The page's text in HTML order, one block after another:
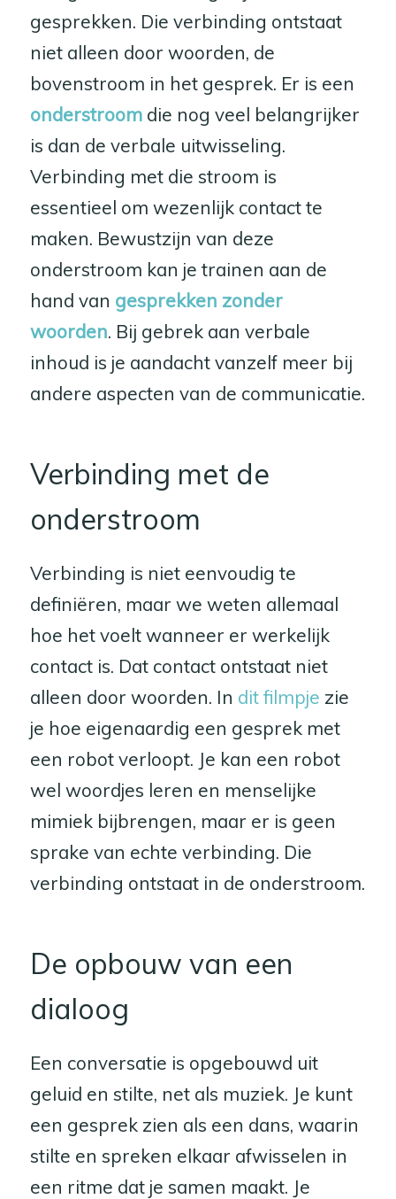
gesprekken. Die verbinding ontstaat
niet alleen door woorden, de
bovenstroom in het gesprek. Er is een
onderstroomdie nog veel belangrijker
is dan de verbale uitwisseling.
Verbinding met die stroom is
essentieel om wezenlijk contact te
maken. Bewustzijn van deze
onderstroom kan je trainen aan de
hand van gesprekken zonder
woorden. Bij gebrek aan verbale
inhoud is je aandacht vanzelf meer bij
andere aspecten van de communicatie.
Verbinding met de
onderstroom
Verbinding is niet eenvoudig te
definiëren, maar we weten allemaal
hoe het voelt wanneer er werkelijk
contact is. Dat contact ontstaat niet
alleen door woorden. In dit filmpje zie
je hoe eigenaardig een gesprek met
een robot verloopt. Je kan een robot
wel woordjes leren en menselijke
mimiek bijbrengen, maar er is geen
sprake van echte verbinding. Die
verbinding ontstaat in de onderstroom.
De opbouw van een
dialoog
Een conversatie is opgebouwd uit
geluid en stilte, net als muziek. Je kunt
een gesprek zien als een dans, waarin
stilte en spreken elkaar afwisselen in
een ritme dat je samen maakt. Je